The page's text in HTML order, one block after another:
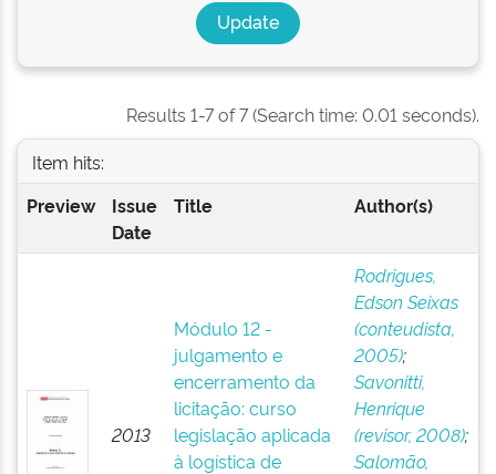
Results 1-7 of 7 (Search time: 0.01 seconds).
Item hits:
Preview
Issue
Date
Title Author(s)
2013
Módulo 12 -
julgamento e
encerramento da
licitação: curso
legislação aplicada
à logística de
Rodrigues,
Edson Seixas
(conteudista,
2005);
Savonitti,
Henrique
(revisor, 2008);
Salomão,